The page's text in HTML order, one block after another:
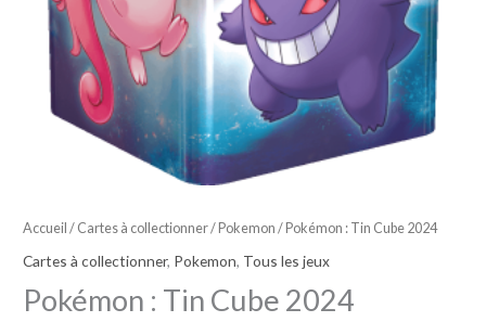
Accueil / Cartes à collectionner/ Pokemon / Pokémon : Tin Cube 2024
Cartes à collectionner, Pokemon, Tous les jeux
Pokémon : Tin Cube 2024